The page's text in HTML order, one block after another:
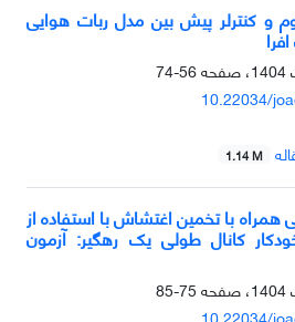
و کنترلر پیش بین مدل ربات هوایی
56-74
10.22034/
1.14 M
با تخمین اغتشاش با استفاده از
کانال طولی یک رهگیر: آزمون
75-85